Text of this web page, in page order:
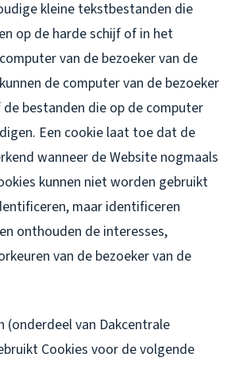
kleine tekstbestanden die
op de harde schijf of in het
van de bezoeker van de
de computer van de bezoeker
bestanden die op de computer
Een cookie laat toe dat de
wanneer de Website nogmaals
kunnen niet worden gebruikt
maar identificeren
onthouden de interesses,
van de bezoeker van de
(onderdeel van Dakcentrale
Cookies voor de volgende